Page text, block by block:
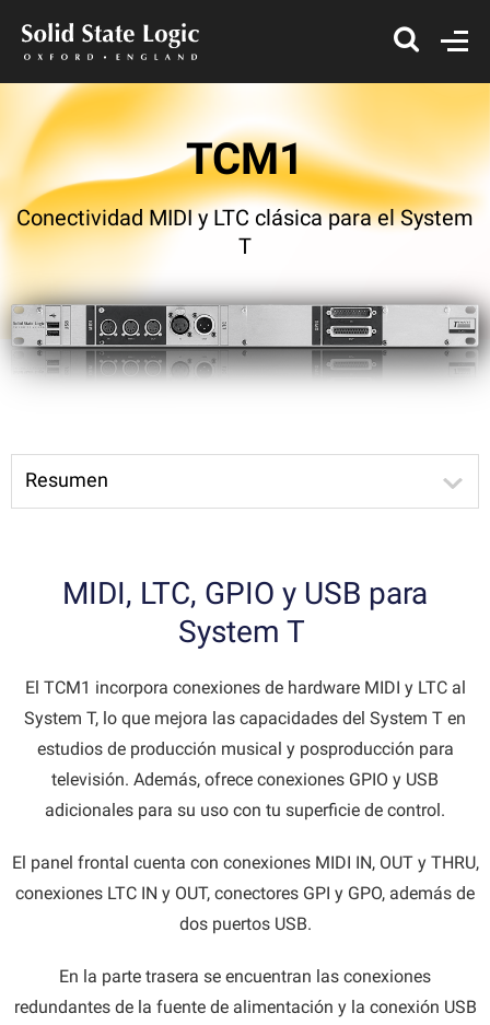
TCM1
Conectividad MIDI y LTC clásica para el System
T
Resumen
MIDI, LTC, GPIO y USB para
System T
El TCM1 incorpora conexiones de hardware MIDI y LTC al
System T, lo que mejora las capacidades del System T en
estudios de producción musical y posproducción para
televisión. Además, ofrece conexiones GPIO y USB
adicionales para su uso con tu superficie de control.
El panel frontal cuenta con conexiones MIDI IN, OUT y THRU,
conexiones LTC IN y OUT, conectores GPI y GPO, además de
dos puertos USB.
En la parte trasera se encuentran las conexiones
redundantes de la fuente de alimentación y la conexión USB